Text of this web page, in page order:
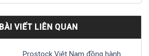
BÀI VIẾT LIÊN QUAN
Prostock Việt Nam đồng hành